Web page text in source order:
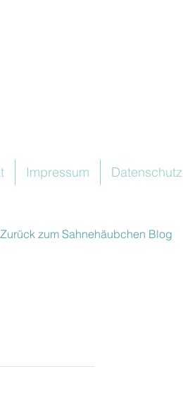
Impressum Datenschutz
Zurück zum Sahnehäubchen Blog